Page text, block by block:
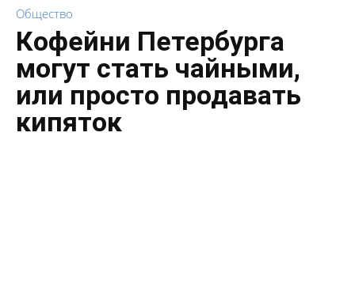
Общество
Кофейни Петербурга
могут стать чайными,
или просто продавать
кипяток